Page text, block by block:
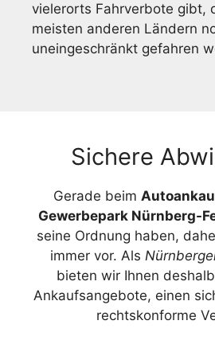
vielerorts Fahrverbote gibt,
meisten anderen Ländern
uneingeschränkt gefahren
Sichere
Gerade beim
Gewerbepark Nürnberg-
seine Ordnung haben,
immer vor. Als
bieten wir Ihnen
Ankaufsangebote, einen
rechtskonforme